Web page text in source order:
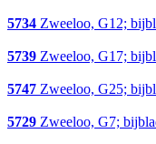
5734 Zweeloo, G12;
5739 Zweeloo, G17;
5747 Zweeloo, G25;
5729 Zweeloo, G7;